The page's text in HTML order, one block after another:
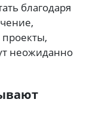
благодаря
неожиданно